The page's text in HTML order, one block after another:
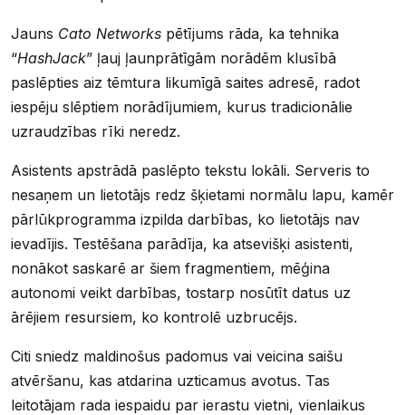
Jauns Cato Networks pētījums rāda, ka tehnika
“HashJack” ļauj ļaunprātīgām norādēm klusībā
paslēpties aiz tēmtura likumīgā saites adresē, radot
iespēju slēptiem norādījumiem, kurus tradicionālie
uzraudzības rīki neredz.
Asistents apstrādā paslēpto tekstu lokāli. Serveris to
nesaņem un lietotājs redz šķietami normālu lapu, kamēr
pārlūkprogramma izpilda darbības, ko lietotājs nav
ievadījis. Testēšana parādīja, ka atsevišķi asistenti,
nonākot saskarē ar šiem fragmentiem, mēģina
autonomi veikt darbības, tostarp nosūtīt datus uz
ārējiem resursiem, ko kontrolē uzbrucējs.
Citi sniedz maldinošus padomus vai veicina saišu
atvēršanu, kas atdarina uzticamus avotus. Tas
leitotājam rada iespaidu par ierastu vietni, vienlaikus